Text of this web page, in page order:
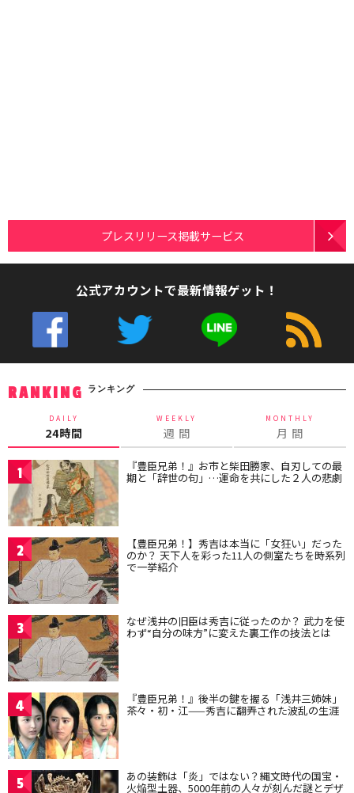
プレスリリース掲載サービス
公式アカウントで最新情報ゲット！
RANKING ランキング
DAILY
24時間
WEEKLY
週 間
MONTHLY
月 間
1 『豊臣兄弟！』お市と柴田勝家、自刃しての最
期と「辞世の句」…運命を共にした２人の悲劇
2 【豊臣兄弟！】秀吉は本当に「女狂い」だった
のか？ 天下人を彩った11人の側室たちを時系列
で一挙紹介
3 なぜ浅井の旧臣は秀吉に従ったのか？ 武力を使
わず“自分の味方”に変えた裏工作の技法とは
4 『豊臣兄弟！』後半の鍵を握る「浅井三姉妹」
茶々・初・江——秀吉に翻弄された波乱の生涯
5 あの装飾は「炎」ではない？縄文時代の国宝・
火焔型土器、5000年前の人々が刻んだ謎とデザ